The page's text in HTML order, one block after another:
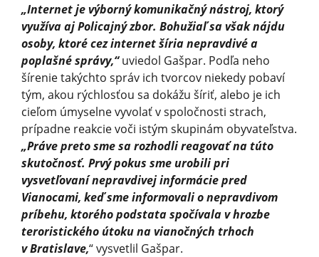
„Internet je výborný komunikačný nástroj, ktorý
využíva aj Policajný zbor. Bohužiaľ sa však nájdu
osoby, ktoré cez internet šíria nepravdivé a
poplašné správy,“uviedol Gašpar. Podľa neho
šírenie takýchto správ ich tvorcov niekedy pobaví
tým, akou rýchlosťou sa dokážu šíriť, alebo je ich
cieľom úmyselne vyvolať v spoločnosti strach,
prípadne reakcie voči istým skupinám obyvateľstva.
„Práve preto sme sa rozhodli reagovať na túto
skutočnosť. Prvý pokus sme urobili pri
vysvetľovaní nepravdivej informácie pred
Vianocami, keď sme informovali o nepravdivom
príbehu, ktorého podstata spočívala v hrozbe
teroristického útoku na vianočných trhoch
v Bratislave,“ vysvetlil Gašpar.